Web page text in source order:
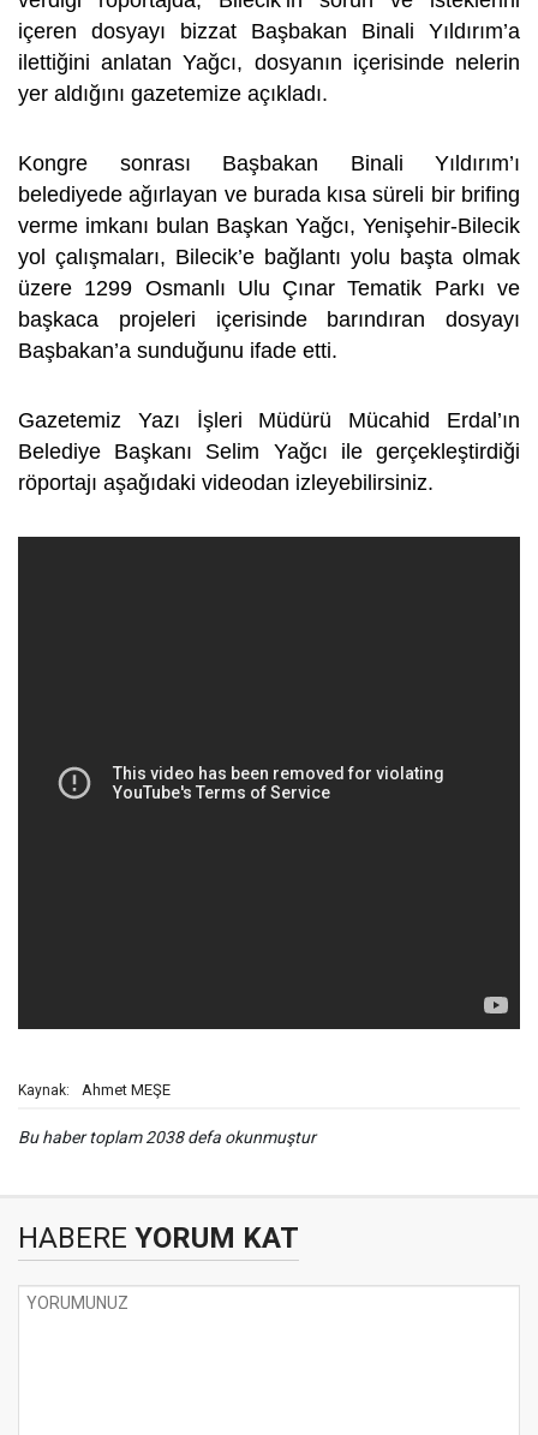
içeren dosyayı bizzat Başbakan Binali Yıldırım’a
ilettiğini anlatan Yağcı, dosyanın içerisinde nelerin
yer aldığını gazetemize açıkladı.
Kongre sonrası Başbakan Binali Yıldırım’ı
belediyede ağırlayan ve burada kısa süreli bir brifing
verme imkanı bulan Başkan Yağcı, Yenişehir-Bilecik
yol çalışmaları, Bilecik’e bağlantı yolu başta olmak
üzere 1299 Osmanlı Ulu Çınar Tematik Parkı ve
başkaca projeleri içerisinde barındıran dosyayı
Başbakan’a sunduğunu ifade etti.
Gazetemiz Yazı İşleri Müdürü Mücahid Erdal’ın
Belediye Başkanı Selim Yağcı ile gerçekleştirdiği
röportajı aşağıdaki videodan izleyebilirsiniz.
Kaynak: Ahmet MEŞE
Bu haber toplam 2038 defa okunmuştur
HABERE YORUM KAT